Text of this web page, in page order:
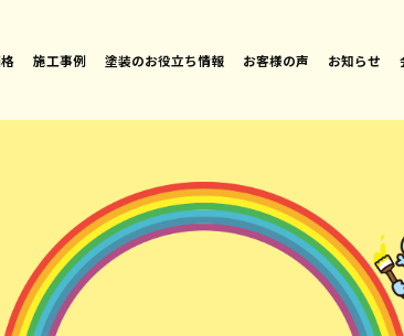
施工事例 塗装のお役立ち情報 お客様の声 お知らせ